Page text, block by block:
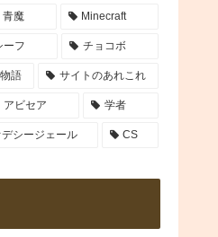
青魔 Minecraft
ーフ チョコボ
語 サイトのあれこれ
アビセア 学者
デシージェール CS